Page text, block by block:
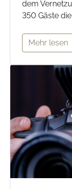
dem
350 Gäste
Mehr lesen